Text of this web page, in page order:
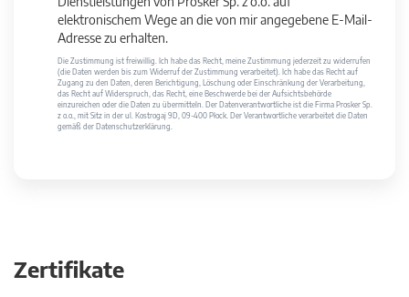
elektronischem Wege an die von mir angegebene E-Mail-
Adresse zu erhalten.
Die Zustimmung ist freiwillig. Ich habe das Recht, meine Zustimmung jederzeit zu widerrufen
(die Daten werden bis zum Widerruf der Zustimmung verarbeitet). Ich habe das Recht auf
Zugang zu den Daten, deren Berichtigung, Löschung oder Einschränkung der Verarbeitung,
das Recht auf Widerspruch, das Recht, eine Beschwerde bei der Aufsichtsbehörde
einzureichen oder die Daten zu übermitteln. Der Datenverantwortliche ist die Firma Prosker Sp.
z o.o., mit Sitz in der ul. Kostrogaj 9D, 09-400 Płock. Der Verantwortliche verarbeitet die Daten
gemäß der Datenschutzerklärung.
Zertifikate